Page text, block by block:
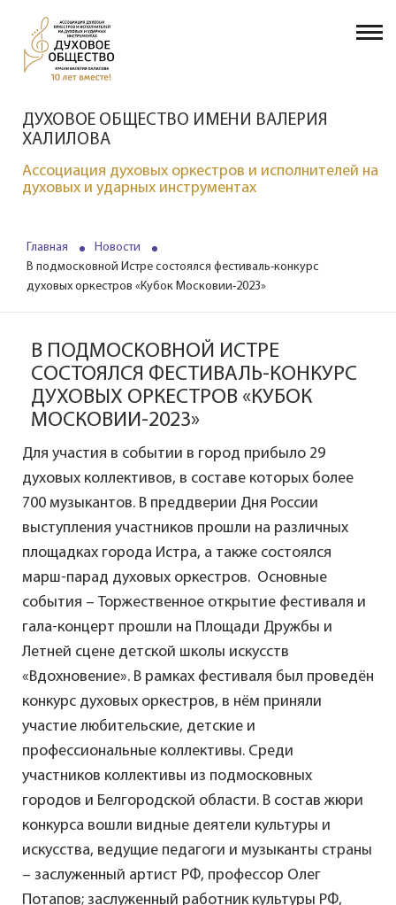
ДУХОВОЕ ОБЩЕСТВО ИМЕНИ ВАЛЕРИЯ
ХАЛИЛОВА
Ассоциация духовых оркестров и исполнителей на
духовых и ударных инструментах
Главная
Новости
В подмосковной Истре состоялся фестиваль-конкурс
духовых оркестров «Кубок Московии-2023»
В ПОДМОСКОВНОЙ ИСТРЕ
СОСТОЯЛСЯ ФЕСТИВАЛЬ-КОНКУРС
ДУХОВЫХ ОРКЕСТРОВ «КУБОК
МОСКОВИИ-2023»
Для участия в событии в город прибыло 29
духовых коллективов, в составе которых более
700 музыкантов. В преддверии Дня России
выступления участников прошли на различных
площадках города Истра, а также состоялся
марш-парад духовых оркестров. Основные
события – Торжественное открытие фестиваля и
гала-концерт прошли на Площади Дружбы и
Летней сцене детской школы искусств
«Вдохновение». В рамках фестиваля был проведён
конкурс духовых оркестров, в нём приняли
участие любительские, детские и
профессиональные коллективы. Среди
участников коллективы из подмосковных
городов и Белгородской области. В состав жюри
конкурса вошли видные деятели культуры и
искусства, ведущие педагоги и музыканты страны
– заслуженный артист РФ, профессор Олег
Потапов; заслуженный работник культуры РФ,